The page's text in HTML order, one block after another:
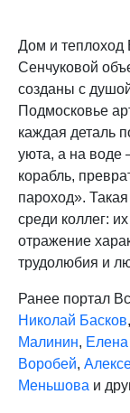
Дом и теплоход
Сенчуковой
созданы с
Подмосковье
каждая деталь
уюта, а на воде
корабль,
пароход».
среди коллег:
отражение
трудолюбия и
Ранее портал
Николай Басков,
Малинин,
Воробей,
Меньшова и